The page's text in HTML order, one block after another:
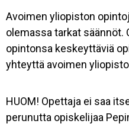
Avoimen yliopiston
olemassa tarkat säännöt.
opintonsa keskeyttäviä
yhteyttä avoimen
HUOM! Opettaja ei saa
perunutta opiskelijaa